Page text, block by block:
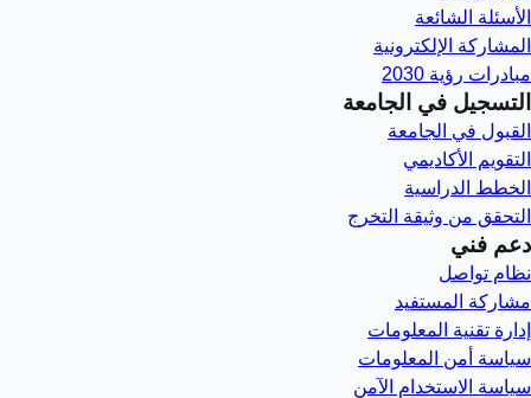
الأسئلة الشائعة
المشاركة الإلكترونية
مبادرات رؤية 2030
التسجيل في الجامعة
القبول في الجامعة
التقويم الأكاديمي
الخطط الدراسية
التحقق من وثيقة التخرج
دعم فني
نظام تواصل
مشاركة المستفيد
إدارة تقنية المعلومات
سياسة أمن المعلومات
سياسة الاستخدام الآمن